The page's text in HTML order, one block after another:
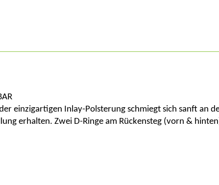
einzigartigen Inlay-Polsterung schmiegt sich sanft an
erhalten. Zwei D-Ringe am Rückensteg (vorn &